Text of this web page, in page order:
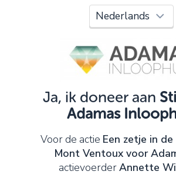
Ja, ik doneer aan
Adamas
Voor de actie Een zetje in
Mont Ventoux voor
actievoerderAnnette
Oeps!
Je kunt nog niet verder vanwege:
Controleer en verbeter je invoer
OK